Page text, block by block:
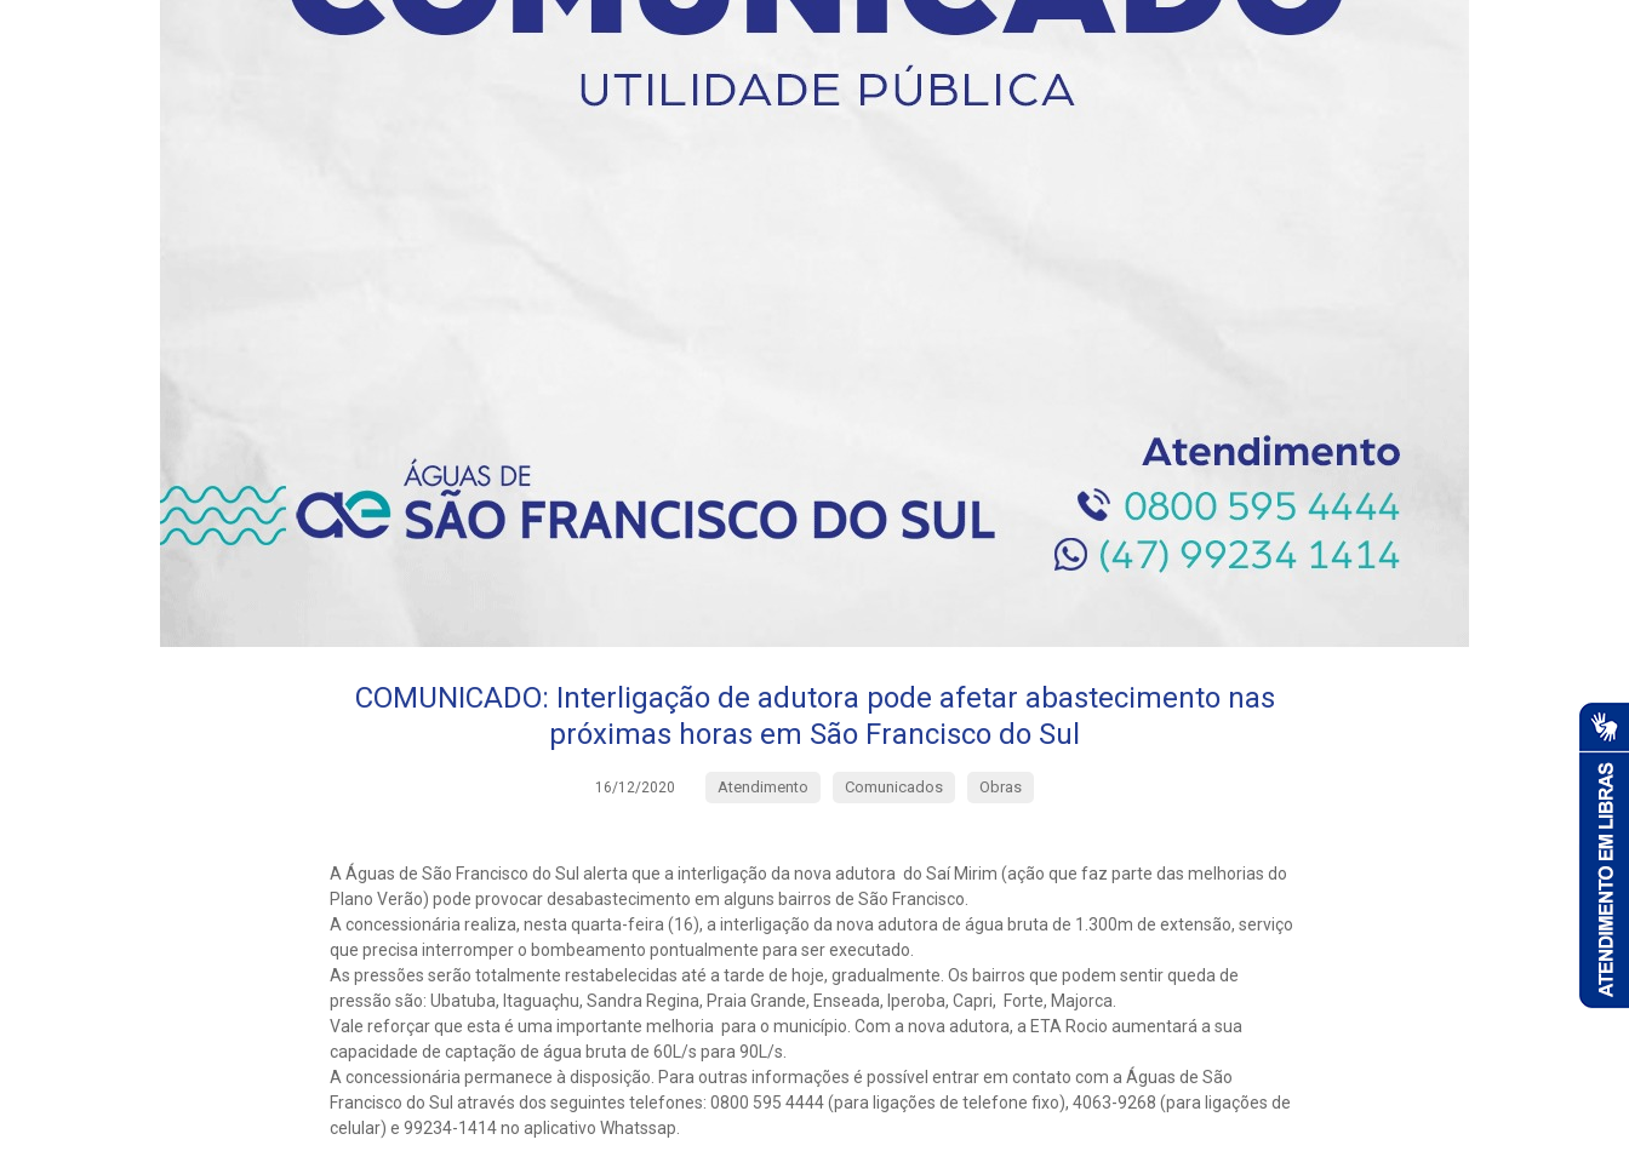
COMUNICADO: Interligação de adutora pode afetar abastecimento nas
próximas horas em São Francisco do Sul
16/12/2020 Atendimento Comunicados Obras
A Águas de São Francisco do Sul alerta que a interligação da nova adutora do Saí Mirim (ação que faz parte das melhorias do
Plano Verão) pode provocar desabastecimento em alguns bairros de São Francisco.
A concessionária realiza, nesta quarta-feira (16), a interligação da nova adutora de água bruta de 1.300m de extensão, serviço
que precisa interromper o bombeamento pontualmente para ser executado.
As pressões serão totalmente restabelecidas até a tarde de hoje, gradualmente. Os bairros que podem sentir queda de
pressão são: Ubatuba, Itaguaçhu, Sandra Regina, Praia Grande, Enseada, Iperoba, Capri, Forte, Majorca.
Vale reforçar que esta é uma importante melhoria para o município. Com a nova adutora, a ETA Rocio aumentará a sua
capacidade de captação de água bruta de 60L/s para 90L/s.
A concessionária permanece à disposição. Para outras informações é possível entrar em contato com a Águas de São
Francisco do Sul através dos seguintes telefones: 0800 595 4444 (para ligações de telefone fixo), 4063-9268 (para ligações de
celular) e 99234-1414 no aplicativo Whatssap.